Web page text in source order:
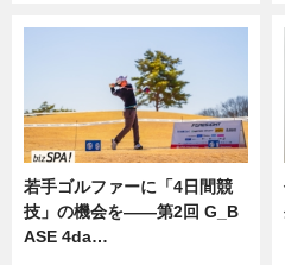
若手ゴルファーに「4日間競
技」の機会を——第2回 G_B
ASE 4da…